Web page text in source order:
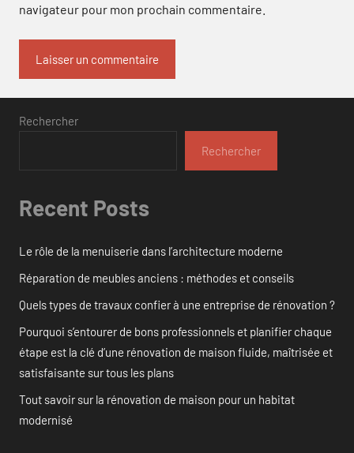
navigateur pour mon prochain commentaire.
Rechercher
Rechercher
Recent Posts
Le rôle de la menuiserie dans l’architecture moderne
Réparation de meubles anciens : méthodes et conseils
Quels types de travaux confier à une entreprise de rénovation ?
Pourquoi s’entourer de bons professionnels et planifier chaque
étape est la clé d’une rénovation de maison fluide, maîtrisée et
satisfaisante sur tous les plans
Tout savoir sur la rénovation de maison pour un habitat
modernisé